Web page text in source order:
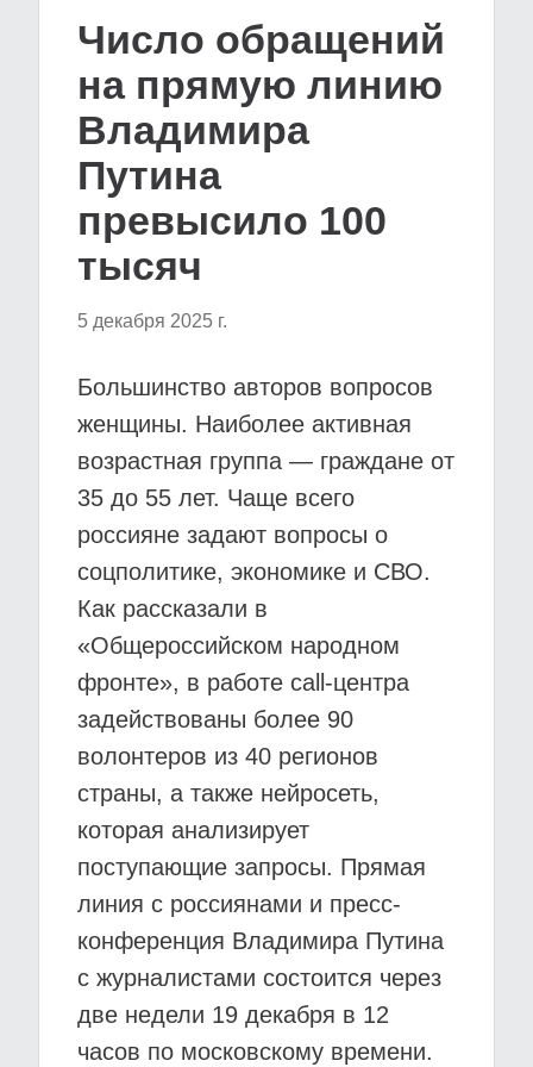
Число обращений
на прямую линию
Владимира
Путина
превысило 100
тысяч
5 декабря 2025 г.
Большинство авторов вопросов
женщины. Наиболее активная
возрастная группа — граждане от
35 до 55 лет. Чаще всего
россияне задают вопросы о
соцполитике, экономике и СВО.
Как рассказали в
«Общероссийском народном
фронте», в работе call-центра
задействованы более 90
волонтеров из 40 регионов
страны, а также нейросеть,
которая анализирует
поступающие запросы. Прямая
линия с россиянами и пресс-
конференция Владимира Путина
с журналистами состоится через
две недели 19 декабря в 12
часов по московскому времени.